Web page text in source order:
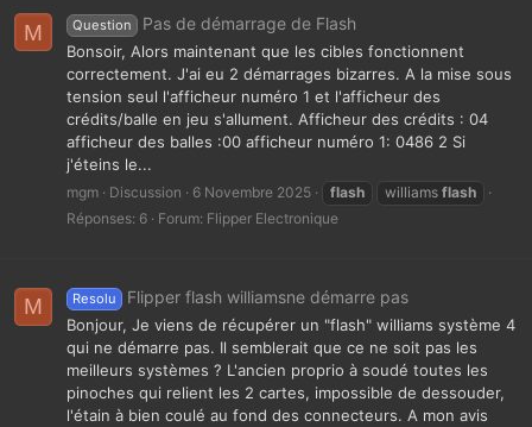
M Question Pas de démarrage de Flash
Bonsoir, Alors maintenant que les cibles fonctionnent
correctement. J'ai eu 2 démarrages bizarres. A la mise sous
tension seul l'afficheur numéro 1 et l'afficheur des
crédits/balle en jeu s'allument. Afficheur des crédits : 04
afficheur des balles :00 afficheur numéro 1: 0486 2 Si
j'éteins le...
mgm Discussion 6 Novembre 2025 flash williams flash
Réponses: 6
Forum: Flipper Electronique
M Resolu Flipper flash williamsne démarre pas
Bonjour, Je viens de récupérer un "flash" williams système 4
qui ne démarre pas. Il semblerait que ce ne soit pas les
meilleurs systèmes ? L'ancien proprio à soudé toutes les
pinoches qui relient les 2 cartes, impossible de dessouder,
l'étain à bien coulé au fond des connecteurs. A mon avis